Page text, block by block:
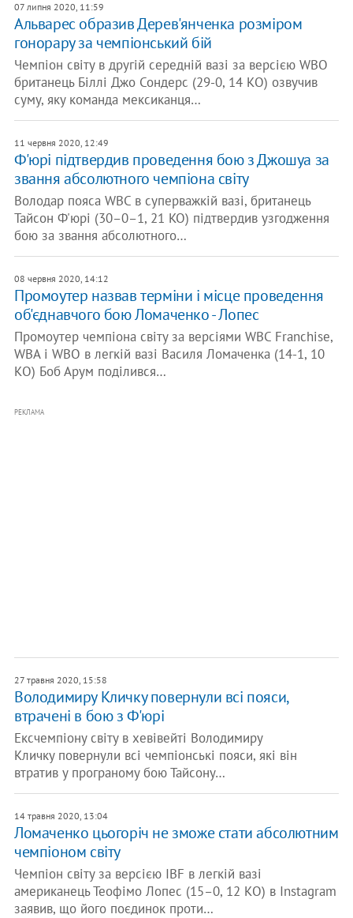
07 липня 2020, 11:59
Альварес образив Дерев'янченка розміром
гонорару за чемпіонський бій
Чемпіон світу в другій середній вазі за версією WBO
британець Біллі Джо Сондерс (29-0, 14 КО) озвучив
суму, яку команда мексиканця…
11 червня 2020, 12:49
Ф'юрі підтвердив проведення бою з Джошуа за
звання абсолютного чемпіона світу
Володар пояса WBC в суперважкій вазі, британець
Тайсон Ф'юрі (30–0–1, 21 KO) підтвердив узгодження
бою за звання абсолютного…
08 червня 2020, 14:12
Промоутер назвав терміни і місце проведення
об'єднавчого бою Ломаченко - Лопес
Промоутер чемпіона світу за версіями WBC Franchise,
WBA і WBO в легкій вазі Василя Ломаченка (14-1, 10
КО) Боб Арум поділився…
РЕКЛАМА
27 травня 2020, 15:58
Володимиру Кличку повернули всі пояси,
втрачені в бою з Ф'юрі
Ексчемпіону світу в хевівейті Володимиру
Кличку повернули всі чемпіонські пояси, які він
втратив у програному бою Тайсону…
14 травня 2020, 13:04
Ломаченко цьогоріч не зможе стати абсолютним
чемпіоном світу
Чемпіон світу за версією IBF в легкій вазі
американець Теофімо Лопес (15–0, 12 КО) в Instagram
заявив, що його поєдинок проти…